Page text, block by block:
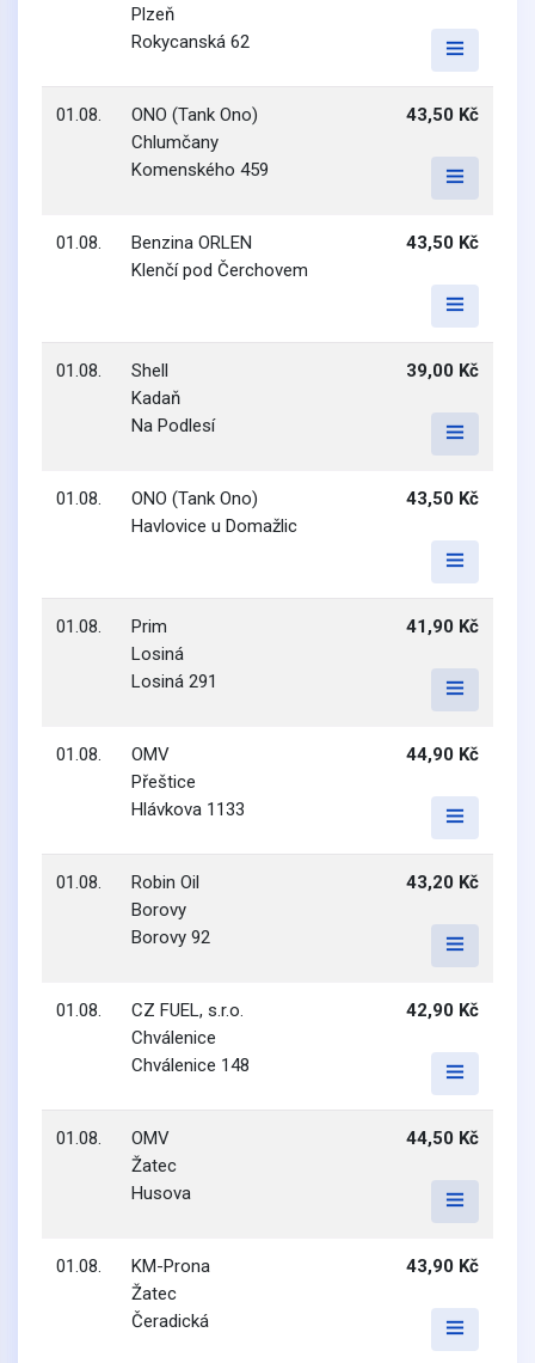
Plzeň
Rokycanská 62
01.08.
ONO (Tank Ono)
Chlumčany
Komenského 459
43,50 Kč
01.08.
Benzina ORLEN
Klenčí pod Čerchovem
43,50 Kč
01.08.
Shell
Kadaň
Na Podlesí
39,00 Kč
01.08.
ONO (Tank Ono)
Havlovice u Domažlic
43,50 Kč
01.08.
Prim
Losiná
Losiná 291
41,90 Kč
01.08.
OMV
Přeštice
Hlávkova 1133
44,90 Kč
01.08.
Robin Oil
Borovy
Borovy 92
43,20 Kč
01.08.
CZ FUEL, s.r.o.
Chválenice
Chválenice 148
42,90 Kč
01.08.
OMV
Žatec
Husova
44,50 Kč
01.08.
KM-Prona
Žatec
Čeradická
43,90 Kč